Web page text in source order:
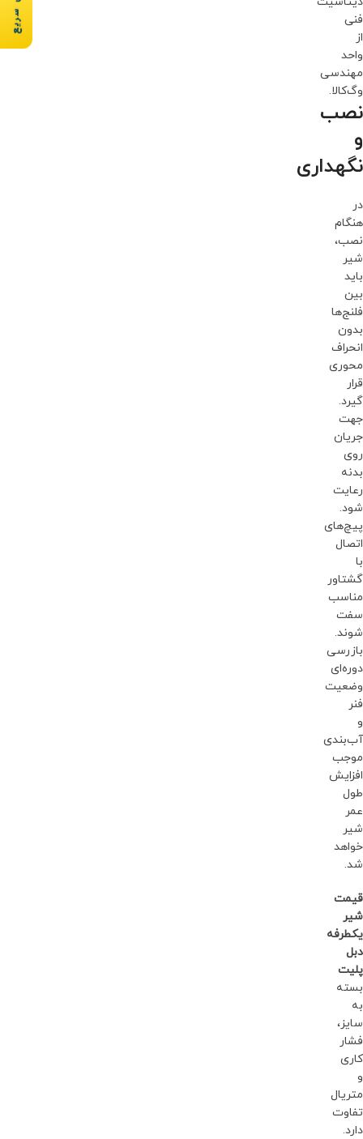
فنی
از
واحد
مهندسی
وگ‌کالا.
نصب
و
نگهداری
در
هنگام
نصب،
شیر
باید
بین
فلنج‌ها
بدون
انحراف
محوری
قرار
گیرد.
جهت
جریان
روی
بدنه
رعایت
شود.
پیچ‌های
اتصال
با
گشتاور
مناسب
سفت
شوند.
بازرسی
دوره‌ای
وضعیت
فنر
و
آب‌بندی
موجب
افزایش
طول
عمر
شیر
خواهد
شد.
قیمت
شیر
یکطرفه
دبل
پلیت
بسته
به
سایز،
فشار
کاری
و
متریال
تفاوت
دارد.